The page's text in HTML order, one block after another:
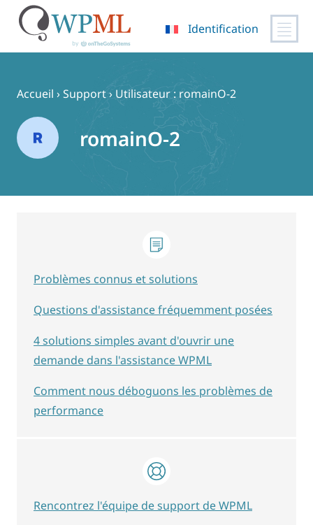
contenu
Identification
Accueil ›Support› Utilisateur : romainO-2
romainO-2
Problèmes connus et solutions
Questions d'assistance fréquemment posées
4 solutions simples avant d'ouvrir une
demande dans l'assistance WPML
Comment nous déboguons les problèmes de
performance
Rencontrez l'équipe de support de WPML